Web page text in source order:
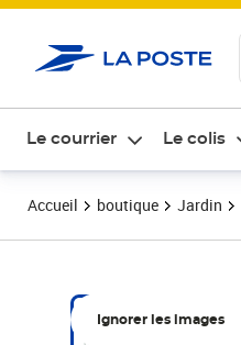
Le courrier Le colis
Accueil boutique Jardin
Ignorer les images